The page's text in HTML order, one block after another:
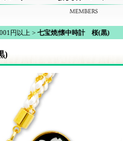
円以上 > 七宝焼|懐中時計 桜(黒)
)